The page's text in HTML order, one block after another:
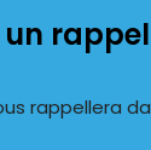
rappel
rappellera